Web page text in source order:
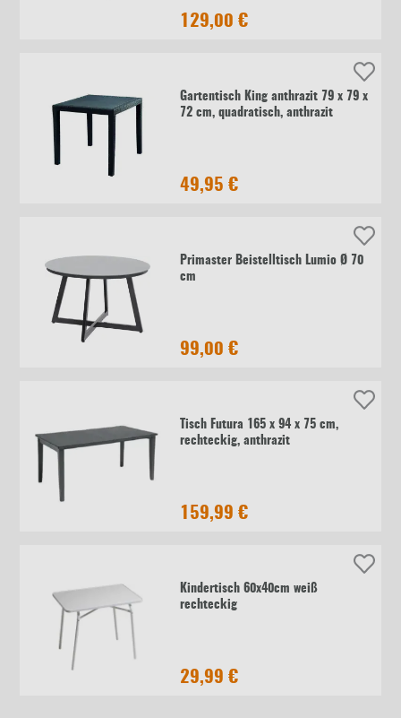
129,00 €
Gartentisch King anthrazit 79 x 79 x
72 cm, quadratisch, anthrazit
49,95 €
Primaster Beistelltisch Lumio Ø 70
cm
99,00 €
Tisch Futura 165 x 94 x 75 cm,
rechteckig, anthrazit
159,99 €
Kindertisch 60x40cm weiß
rechteckig
29,99 €